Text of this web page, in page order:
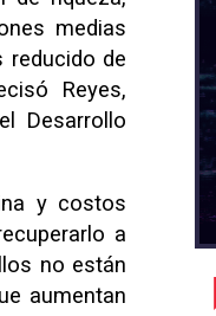
medias
reducido de
Reyes,
Desarrollo
y costos
a
no están
aumentan